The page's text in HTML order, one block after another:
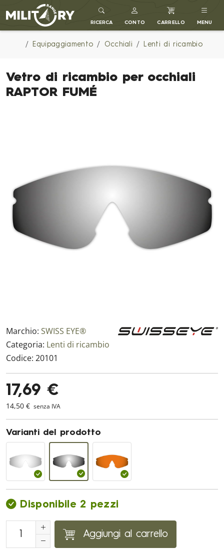
MILITARY RANGE IT
RICERCA CONTO CARRELLO MENU
Equipaggiamento Occhiali Lenti di ricambio
Vetro di ricambio per occhiali
RAPTOR FUMÉ
Marchio: SWISS EYE®
Categoria: Lenti di ricambio
Codice: 20101
17,69 €
14,50 € senza IVA
Varianti del prodotto
Disponibile 2 pezzi
Aggiungi al carrello